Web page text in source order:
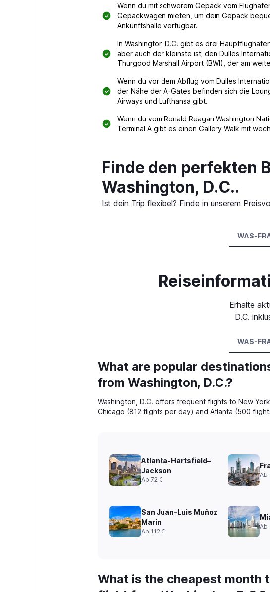
Wenn du mit schwerem Gepäck vom
Gepäckwagen mieten, um dein Gepäck
Ankunftshalle verfügbar.
In Washington D.C. gibt es drei
aber auch der kleinste ist; den Dulles
Thurgood Marshall Airport (BWI), der am
Wenn du vor dem Abflug vom Dulles
der Nähe der A-Gates befinden sich die
Airways und Lufthansa gibt.
Wenn du vom Ronald Reagan Washington
Terminal A gibt es einen Gallery Walk mit
Finde den perfekten
Washington, D.C..
Ist dein Trip flexibel? Finde in unserem
WAS-
Erhalte
D.C.
WAS-
What is the cheapest month
What are popular
from Washington, D.C.?
Washington, D.C. offers frequent flights to New
Chicago (812 flights per day) and Atlanta (500
Atlanta-Hartsfield–
Jackson
Ab 72 €
Ab
San Juan–Luis Muñoz
Marín
Ab 112 €
Ab